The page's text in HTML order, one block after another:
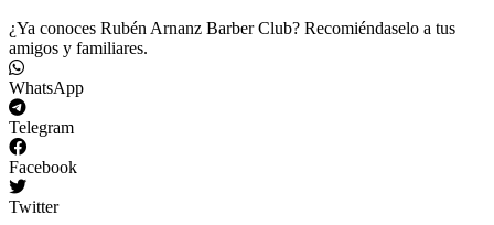
¿Ya conoces Rubén Arnanz Barber Club? Recomiéndaselo a tus
amigos y familiares.
WhatsApp
Telegram
Facebook
Twitter